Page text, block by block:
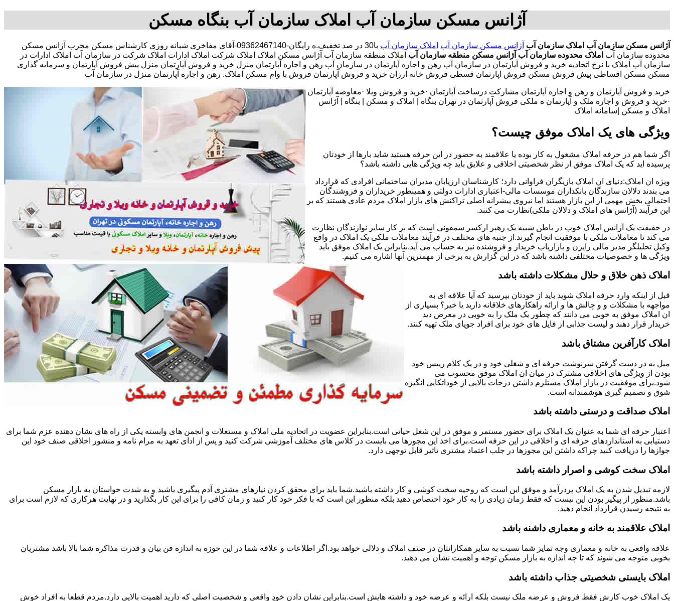
آژانس مسکن سازمان آب املاک سازمان آب بنگاه مسکن
آژانس مسکن سازمان آب املاک سازمان آب آژانس مسکن سازمان آب املاک سازمان آب
با30 در صد تخفیف.ه رایگان-09362467140-آقای مفاخری شبانه روزی کارشناس مسکن مجرب آژانس مسکن
محدوده سازمان آب املاک محدوده سازمان آب آژانس مسکن منطقه سازمان آب املاک منطقه سازمان آب آژانس مسکن املاک املاک شرکت املاک ادارات املاک شرکت در سازمان آب املاک ادارات در
سازمان آب املاک با نرخ اتحادیه خرید و فروش آپارتمان در سازمان آب رهن و اجاره آپارتمان در سازمان آب رهن و اجاره آپارتمان منزل خرید و فروش آپارتمان منزل پیش فروش آپارتمان و سرمایه گذاری
مسکن مسکن اقساطی پیش فروش مسکن فروش اپارتمان قسطی فروش خانه ارزان خرید و فروش آپارتمان فروش با وام مسکن املاک. رهن و اجاره آپارتمان منزل در سازمان آب
خرید و فروش آپارتمان و رهن و اجاره آپارتمان مشارکت درساخت آپارتمان ·خرید و فروش ویلا ·معاوضه آپارتمان
·خرید و فروش و اجاره ملک و آپارتمان ه ملکی فروش آپارتمان در تهران بنگاه | املاک و مسکن | بنگاه | آژانس
املاک و مسکن |سامانه املاک
ویژگی های یک املاک موفق چیست؟
اگر شما هم در حرفه املاک مشغول به کار بوده یا علاقمند به حضور در این حرفه هستید شاید بارها از خودتان
پرسیده اید که یک املاک موفق از نظر شخصیتی اخلاقی و علایق باید چه ویژگی هایی داشته باشد؟
ویژه ان املاک:دنیای ان املاک بازیگران فراوانی دارد؛ کارشناسان ارزیابان مدیران ساختمانی افرادی که قرارداد
می بندند دلالان سازندگان بانکداران موسسات مالی-اعتباری ادارات دولتی و همینطور خریداران و فروشندگان
احتمالی بخش مهمی از این بازار هستند اما نیروی پیشرانه اصلی تراکنش های بازار املاک مردم عادی هستند که بر
این فرآیند (آژانس های املاک و دلالان ملکی)نظارت می کنند.
در حقیقت یک آژانس املاک خوب در باطن شبیه یک رهبر ارکسر سمفونی است که بر کار سایر نوازندگان نظارت
می کند تا معاملات ملکی با موفقیت انجام گیرند.از جنبه های مختلف در فرآیند معاملات ملکی یک املاک در واقع
وکیل تحلیلگر مدیر مالی رایزن و بازاریاب خریدار و فروشنده نیز به حساب می آید.بنابراین یک املاک موفق باید
ویژگی ها و خصوصیات مختلفی داشته باشد که در این گزارش به برخی از مهمترین آنها اشاره می کنیم.
املاک ذهن خلاق و حلال مشکلات داشته باشد
قبل از اینکه وارد حرفه املاک شوید باید از خودتان بپرسید که آیا علاقه ای به
مواجهه با مشکلات و و چالش ها و ارائه راهکارهای خلاقانه دارید یا خیر؟ بسیاری از
ان املاک موفق به خوبی می دانند که چطور یک ملک را به خوبی در معرض دید
خریدار قرار دهند و لیست جذابی از فایل های خود برای افراد جویای ملک تهیه کنند.
املاک کارآفرین مشتاق باشد
میل به در دست گرفتن سرنوشت حرفه ای و شغلی خود و در یک کلام رییس خود
بودن از ویژگی های اخلاقی مشترک در میان ان املاک موفق محسوب می
شود.برای موفقیت در بازار املاک مستلزم داشتن درجات بالایی از خوداتکایی انگیزه
شوق و تصمیم گیری هوشمندانه است.
املاک صداقت و درستی داشته باشد
اعتبار حرفه ای شما به عنوان یک املاک برای حضور مستمر و موفق در این شغل حیاتی است.بنابراین عضویت در اتحادیه ملی املاک و مستغلات و انجمن های وابسته یکی از راه های نشان دهنده عزم شما برای
دستیابی به استانداردهای حرفه ای و اخلاقی در این حرفه است.برای اخذ این مجوزها می بایست در کلاس های مختلف آموزشی شرکت کنید و پس از ادای تعهد به مرام نامه و منشور اخلاقی صنف خود این
جوازها را دریافت کنید چراکه داشتن این مجوزها در جلب اعتماد مشتری تاثیر قابل توجهی دارد.
املاک سخت کوشی و اصرار داشته باشد
لازمه تبدیل شدن به یک املاک پردرآمد و موفق این است که روحیه سخت کوشی و کار داشته باشید.شما باید برای محقق کردن نیازهای مشتری آدم پیگیری باشید و به شدت حواستان به بازار مسکن
باشد.منظور از پیگیر بودن این نیست که فقط زمان زیادی را به کار خود اختصاص دهید بلکه منظور این است که با فکر خود کار کنید و زمان کافی را برای این کار بگذارید و در نهایت هرکاری که لازم است برای
به نتیجه رسیدن قرارداد انجام دهید.
املاک علاقمند به خانه و معماری داشنه باشد
علاقه واقعی به خانه و معماری وجه تمایز شما نسبت به سایر همکارانتان در صنف املاک و دلالی خواهد بود.اگر اطلاعات و علاقه شما در این حوزه به اندازه فن بیان و قدرت مذاکره شما بالا باشد مشتریان
بخوبی متوجه می شوند که تا چه اندازه به بازار مسکن توجه و اهمیت نشان می دهید.
املاک بایستی شخصیتی جذاب داشته باشد
یک املاک خوب کارش فقط فروش و عرضه ملک نیست بلکه ارائه و عرضه خود و داشته هایش است.بنابراین نشان دادن خودِ واقعی و شخصیت اصلی که دارید اهمیت بالایی دارد.مردم قطعا به افراد خوش